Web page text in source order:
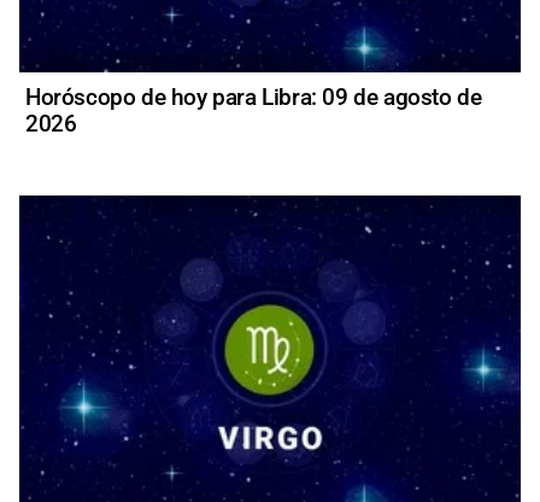
Horóscopo de hoy para Libra: 09 de agosto de
2026